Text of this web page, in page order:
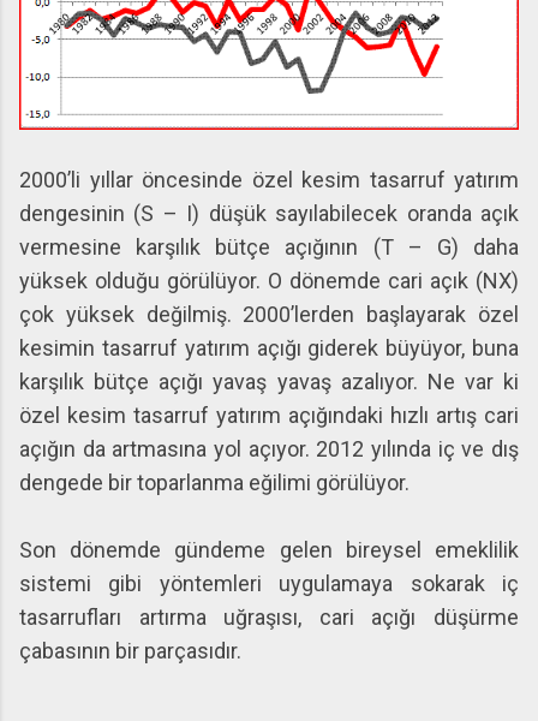
2000’li yıllar öncesinde özel kesim tasarruf yatırım
dengesinin (S – I) düşük sayılabilecek oranda açık
vermesine karşılık bütçe açığının (T – G) daha
yüksek olduğu görülüyor. O dönemde cari açık (NX)
çok yüksek değilmiş. 2000’lerden başlayarak özel
kesimin tasarruf yatırım açığı giderek büyüyor, buna
karşılık bütçe açığı yavaş yavaş azalıyor. Ne var ki
özel kesim tasarruf yatırım açığındaki hızlı artış cari
açığın da artmasına yol açıyor. 2012 yılında iç ve dış
dengede bir toparlanma eğilimi görülüyor.
Son dönemde gündeme gelen bireysel emeklilik
sistemi gibi yöntemleri uygulamaya sokarak iç
tasarrufları artırma uğraşısı, cari açığı düşürme
çabasının bir parçasıdır.